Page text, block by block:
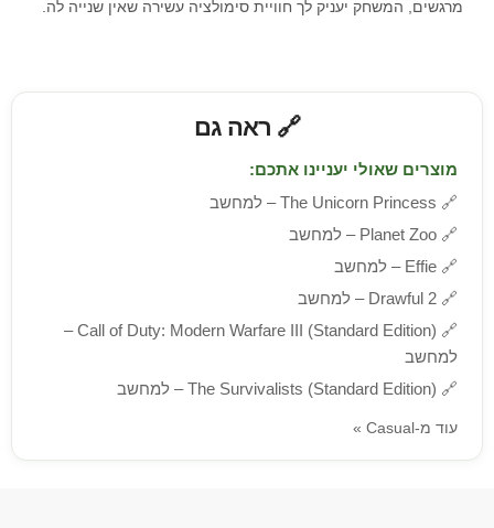
מרגשים, המשחק יעניק לך חוויית סימולציה עשירה שאין שנייה לה.
🔗 ראה גם
מוצרים שאולי יעניינו אתכם:
🔗 The Unicorn Princess – למחשב
🔗 Planet Zoo – למחשב
🔗 Effie – למחשב
🔗 Drawful 2 – למחשב
🔗
Call of Duty: Modern Warfare III (Standard Edition) –
למחשב
🔗 The Survivalists (Standard Edition) – למחשב
עוד מ-Casual »